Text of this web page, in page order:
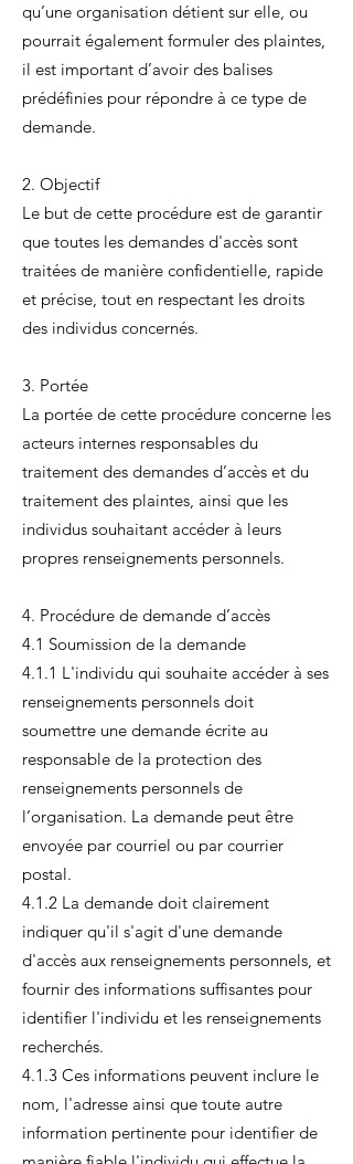
qu’une organisation détient sur elle, ou
pourrait également formuler des plaintes,
il est important d’avoir des balises
prédéfinies pour répondre à ce type de
demande.
2. Objectif
Le but de cette procédure est de garantir
que toutes les demandes d'accès sont
traitées de manière confidentielle, rapide
et précise, tout en respectant les droits
des individus concernés.
3. Portée
La portée de cette procédure concerne les
acteurs internes responsables du
traitement des demandes d’accès et du
traitement des plaintes, ainsi que les
individus souhaitant accéder à leurs
propres renseignements personnels.
4. Procédure de demande d’accès
4.1 Soumission de la demande
4.1.1 L'individu qui souhaite accéder à ses
renseignements personnels doit
soumettre une demande écrite au
responsable de la protection des
renseignements personnels de
l’organisation. La demande peut être
envoyée par courriel ou par courrier
postal.
4.1.2 La demande doit clairement
indiquer qu'il s'agit d'une demande
d'accès aux renseignements personnels, et
fournir des informations suffisantes pour
identifier l'individu et les renseignements
recherchés.
4.1.3 Ces informations peuvent inclure le
nom, l'adresse ainsi que toute autre
information pertinente pour identifier de